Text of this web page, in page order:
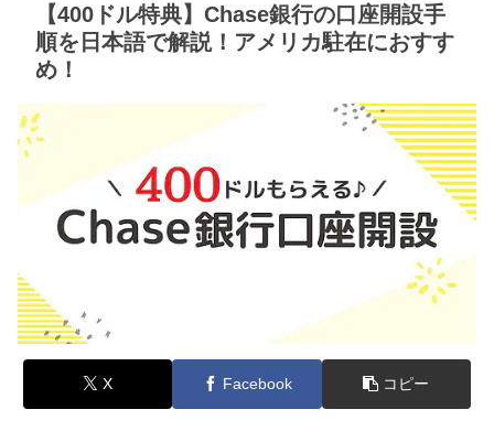
【400ドル特典】Chase銀行の口座開設手
順を日本語で解説！アメリカ駐在におすす
め！
X Facebook コピー